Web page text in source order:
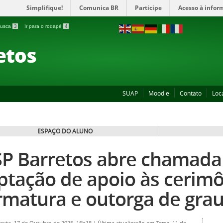
Simplifique! Comunica BR Participe Acesso à
3 Ir para o rodapé 4
SUAP Moodle Contato
ESPAÇO DO ALUNO
Barretos abre
de apoio às
e outorga de